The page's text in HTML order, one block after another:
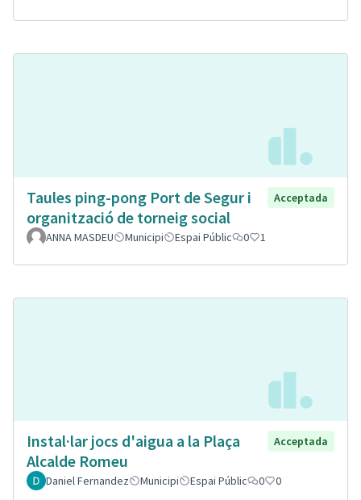
Taules ping-pong Port de Segur i
organització de torneig social
Acceptada
ANNA MASDEU Municipi Espai Públic 0 1
Instal·lar jocs d'aigua a la Plaça
Alcalde Romeu
Acceptada
Daniel Fernandez Municipi Espai Públic 0 0